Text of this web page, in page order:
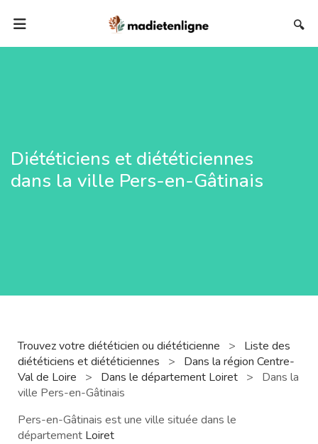
🔍
Diététiciens et diététiciennes
dans la ville Pers-en-Gâtinais
Trouvez votre diététicien ou diététicienne >
Liste des
diététiciens et diététiciennes
>
Dans la région Centre-
Val de Loire
> Dans le département Loiret >
Dans la
ville Pers-en-Gâtinais
Pers-en-Gâtinais est une ville située dans le
département Loiret